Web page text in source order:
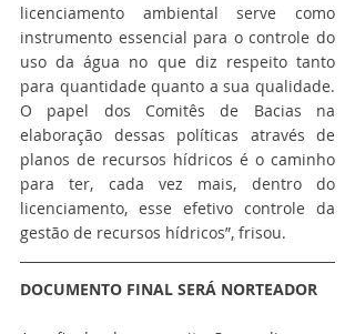
licenciamento ambiental serve como
instrumento essencial para o controle do
uso da água no que diz respeito tanto
para quantidade quanto a sua qualidade.
O papel dos Comitês de Bacias na
elaboração dessas políticas através de
planos de recursos hídricos é o caminho
para ter, cada vez mais, dentro do
licenciamento, esse efetivo controle da
gestão de recursos hídricos”, frisou.
DOCUMENTO FINAL SERÁ NORTEADOR